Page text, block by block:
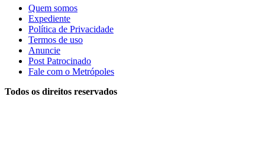
Quem somos
Expediente
Política de Privacidade
Termos de uso
Anuncie
Post Patrocinado
Fale com o Metrópoles
Todos os direitos reservados